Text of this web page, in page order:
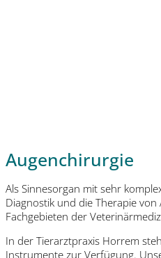
Augenchirurgie
Als Sinnesorgan mit sehr
Diagnostik und die Therapie
Fachgebieten der
In der Tierarztpraxis Horrem
Instrumente zur Verfügung.